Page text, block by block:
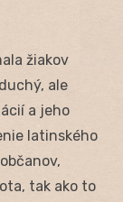
žiakov
ale
a jeho
latinského
tak ako to